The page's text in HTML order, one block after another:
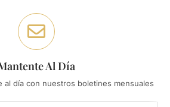
Al Día
al día con nuestros boletines mensuales